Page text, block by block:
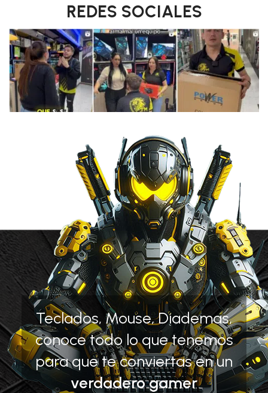
REDES SOCIALES
Teclados, Mouse, Diademas,
conoce todo lo que tenemos
para que te conviertas en un
verdadero gamer